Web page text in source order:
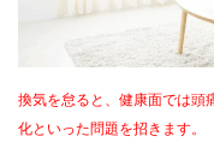
換気を怠ると、健康面では頭
化といった問題を招きます。